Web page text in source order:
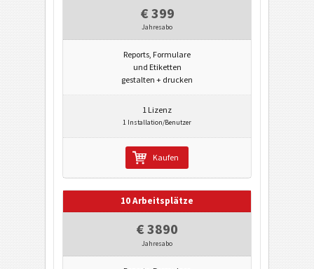
€ 399
Jahresabo
Reports, Formulare
und Etiketten
gestalten + drucken
1 Lizenz
1 Installation/Benutzer
Kaufen
10 Arbeitsplätze
€ 3890
Jahresabo